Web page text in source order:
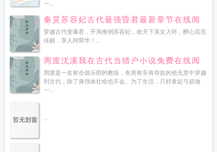
一...
秦昊苏容妃古代最强昏君最新章节在线阅
读
穿越古代变暴君，开局推倒苏容妃，收天下美女入怀，醉心后宫
佳丽，享人间荣华！...
周渡沈溪我在古代当猎户小说免费在线阅
读
周渡是一名射击俱乐部的教练，有房有车有存款的他无意中穿越
到古代，除了身强体壮啥也不会。为了生活，只好拿起弓箭做
一...
...